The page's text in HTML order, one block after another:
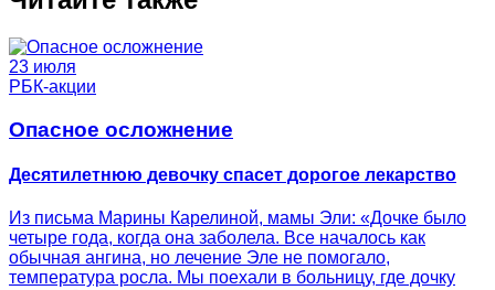
23 июля
РБК-акции
Опасное осложнение
Десятилетнюю девочку спасет дорогое лекарство
Из письма Марины Карелиной, мамы Эли: «Дочке было
четыре года, когда она заболела. Все началось как
обычная ангина, но лечение Эле не помогало,
температура росла. Мы поехали в больницу, где дочку